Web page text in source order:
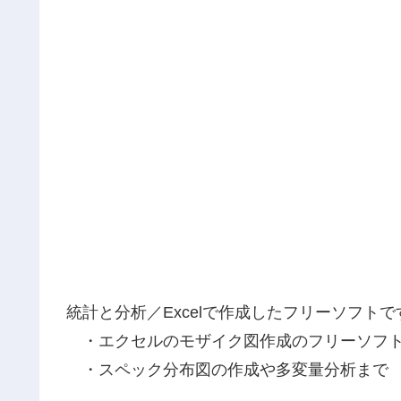
統計と分析／Excelで作成したフリーソフトで
・エクセルのモザイク図作成のフリーソフ
・スペック分布図の作成や多変量分析まで